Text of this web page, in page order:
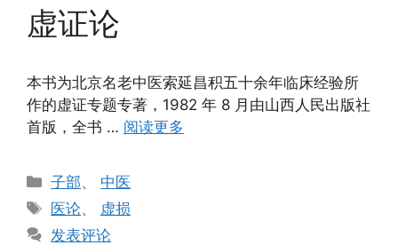
虚证论
本书为北京名老中医索延昌积五十余年临床经验所
作的虚证专题专著，1982 年 8 月由山西人民出版社
首版，全书 … 阅读更多
分
类
子部、 中医
标
签
医论、 虚损
发表评论